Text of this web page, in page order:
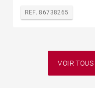
REF. 86738265
VOIR